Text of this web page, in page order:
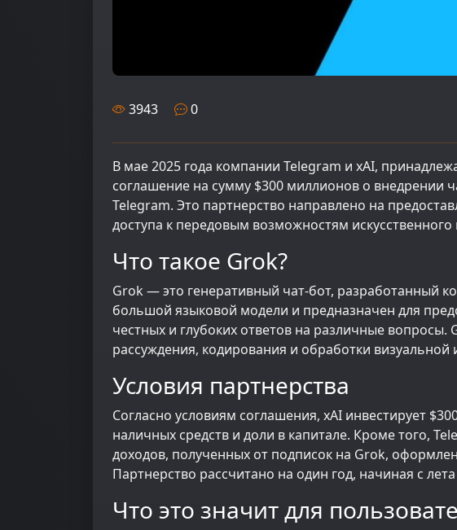
3943 0
В мае 2025 года компании Telegram и xAI,
соглашение на сумму $300 миллионов о внедрении
Telegram. Это партнерство направлено на
доступа к передовым возможностям искусственного
Что такое Grok?
Grok — это генеративный чат-бот, разработанный
большой языковой модели и предназначен для
честных и глубоких ответов на различные
рассуждения, кодирования и обработки
Условия партнерства
Согласно условиям соглашения, xAI инвестирует
наличных средств и доли в капитале. Кроме того,
доходов, полученных от подписок на Grok,
Партнерство рассчитано на один год, начиная с лета
Что это значит для